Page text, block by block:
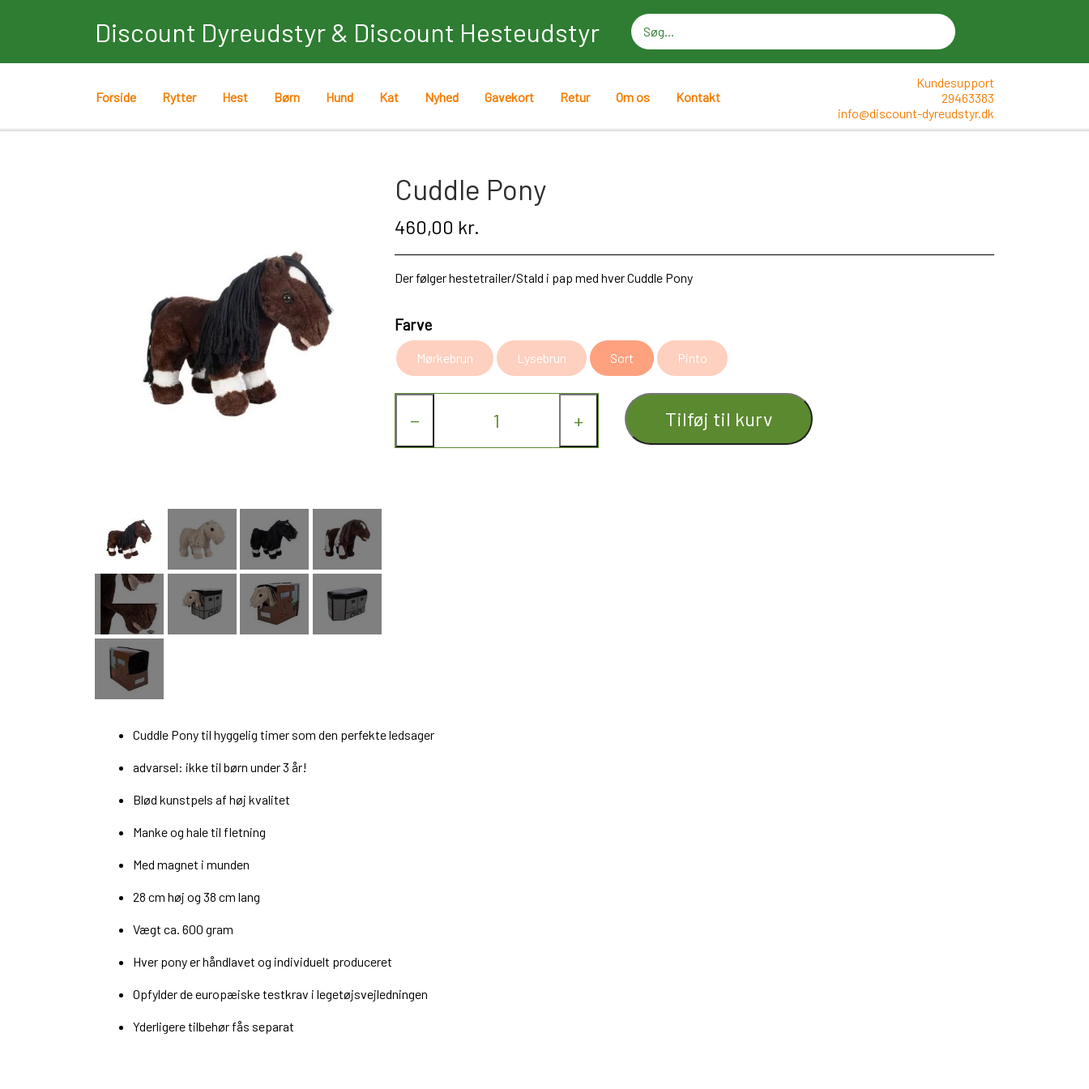
Discount Dyreudstyr & Discount Hesteudstyr
Forside Rytter Hest Børn Hund Kat Nyhed Gavekort Retur Om os Kontakt
Kundesupport
29463383
info@discount-dyreudstyr.dk
Cuddle Pony
460,00 kr.
Der følger hestetrailer/Stald i pap med hver Cuddle Pony
Farve
Mørkebrun Lysebrun Sort Pinto
− + Tilføj til kurv
Cuddle Pony til hyggelig timer som den perfekte ledsager
advarsel: ikke til børn under 3 år!
Blød kunstpels af høj kvalitet
Manke og hale til fletning
Med magnet i munden
28 cm høj og 38 cm lang
Vægt ca. 600 gram
Hver pony er håndlavet og individuelt produceret
Opfylder de europæiske testkrav i legetøjsvejledningen
Yderligere tilbehør fås separat